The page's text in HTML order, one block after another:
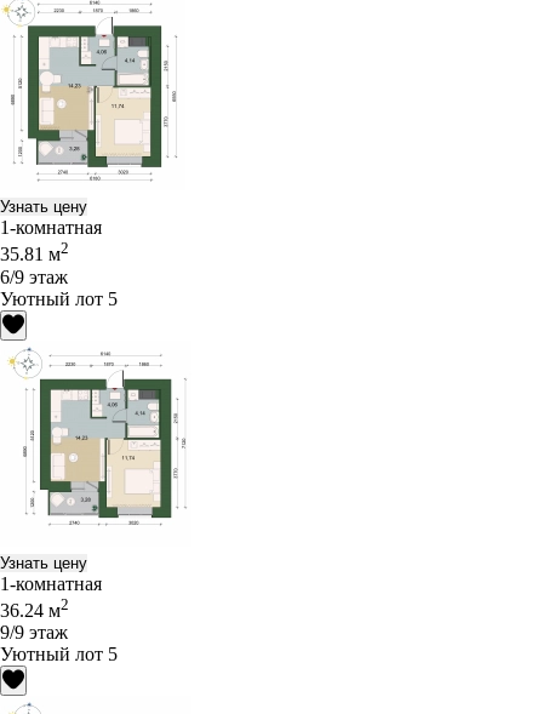
Узнать цену
1-комнатная
35.81 м2
6/9 этаж
Уютный лот 5
Узнать цену
1-комнатная
36.24 м2
9/9 этаж
Уютный лот 5